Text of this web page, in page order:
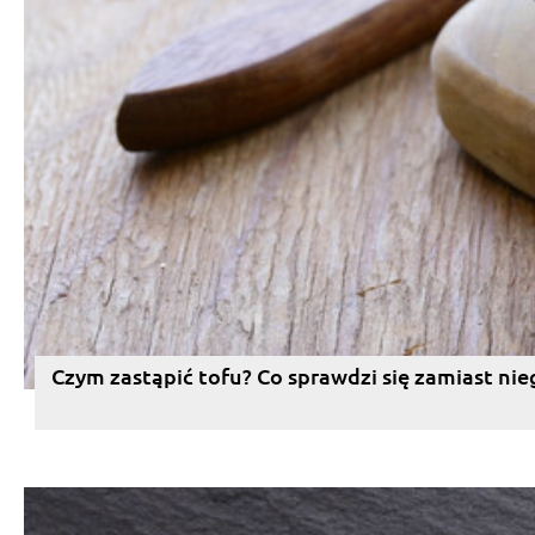
Czym zastąpić tofu? Co sprawdzi się zamiast